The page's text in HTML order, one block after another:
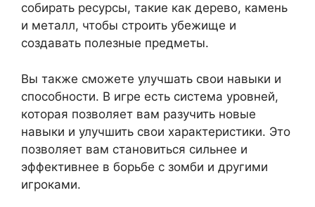
собирать ресурсы, такие как дерево, камень
и металл, чтобы строить убежище и
создавать полезные предметы.
Вы также сможете улучшать свои навыки и
способности. В игре есть система уровней,
которая позволяет вам разучить новые
навыки и улучшить свои характеристики. Это
позволяет вам становиться сильнее и
эффективнее в борьбе с зомби и другими
игроками.